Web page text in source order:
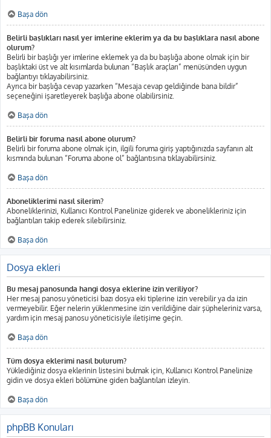
Başa dön
Belirli başlıkları nasıl yer imlerine eklerim ya da bu başlıklara nasıl abone
olurum?
Belirli bir başlığı yer imlerine eklemek ya da bu başlığa abone olmak için bir
başlıktaki üst ve alt kısımlarda bulunan “Başlık araçları” menüsünden uygun
bağlantıyı tıklayabilirsiniz.
Ayrıca bir başlığa cevap yazarken “Mesaja cevap geldiğinde bana bildir”
seçeneğini işaretleyerek başlığa abone olabilirsiniz.
Başa dön
Belirli bir foruma nasıl abone olurum?
Belirli bir foruma abone olmak için, ilgili foruma giriş yaptığınızda sayfanın alt
kısmında bulunan “Foruma abone ol” bağlantısına tıklayabilirsiniz.
Başa dön
Aboneliklerimi nasıl silerim?
Aboneliklerinizi, Kullanıcı Kontrol Panelinize giderek ve abonelikleriniz için
bağlantıları takip ederek silebilirsiniz.
Başa dön
Dosya ekleri
Bu mesaj panosunda hangi dosya eklerine izin veriliyor?
Her mesaj panosu yöneticisi bazı dosya eki tiplerine izin verebilir ya da izin
vermeyebilir. Eğer nelerin yüklenmesine izin verildiğine dair şüpheleriniz varsa,
yardım için mesaj panosu yöneticisiyle iletişime geçin.
Başa dön
Tüm dosya eklerimi nasıl bulurum?
Yüklediğiniz dosya eklerinin listesini bulmak için, Kullanıcı Kontrol Panelinize
gidin ve dosya ekleri bölümüne giden bağlantıları izleyin.
Başa dön
phpBB Konuları